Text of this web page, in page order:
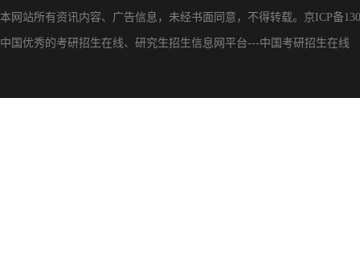
本网站所有资讯内容、广告信息，未经书面同意，不得转载。 京ICP备
中国优秀的考研招生在线、 研究生招生信息网 平台---中国考研招生在线